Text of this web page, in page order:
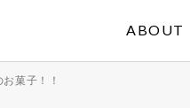
ABOUT
菓子！！